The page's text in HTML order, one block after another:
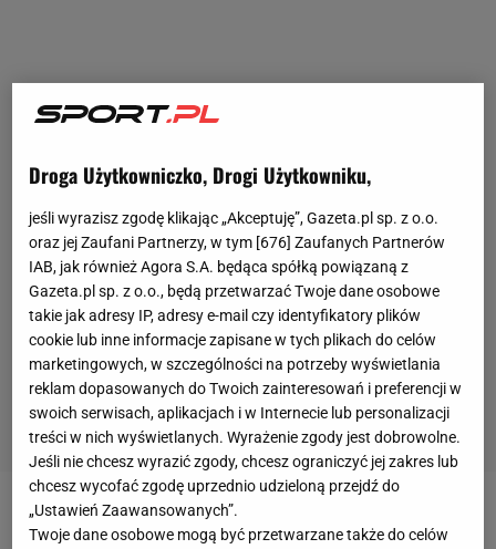
ŁOMŻA
Droga Użytkowniczko, Drogi Użytkowniku,
jeśli wyrazisz zgodę klikając „Akceptuję”, Gazeta.pl sp. z o.o.
oraz jej Zaufani Partnerzy, w tym [676] Zaufanych Partnerów
IAB, jak również Agora S.A. będąca spółką powiązaną z
Gazeta.pl sp. z o.o., będą przetwarzać Twoje dane osobowe
takie jak adresy IP, adresy e-mail czy identyfikatory plików
cookie lub inne informacje zapisane w tych plikach do celów
marketingowych, w szczególności na potrzeby wyświetlania
reklam dopasowanych do Twoich zainteresowań i preferencji w
swoich serwisach, aplikacjach i w Internecie lub personalizacji
treści w nich wyświetlanych. Wyrażenie zgody jest dobrowolne.
Jeśli nie chcesz wyrazić zgody, chcesz ograniczyć jej zakres lub
chcesz wycofać zgodę uprzednio udzieloną przejdź do
„Ustawień Zaawansowanych”.
Twoje dane osobowe mogą być przetwarzane także do celów